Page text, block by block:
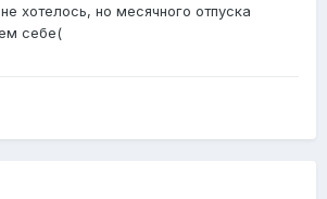
хотелось, но месячного отпуска
себе(